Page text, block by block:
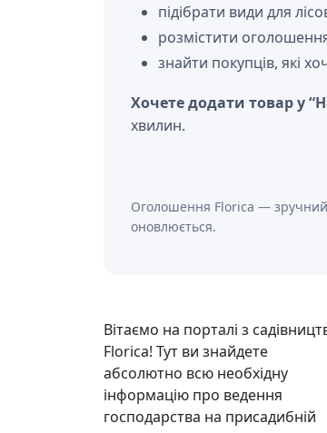
підібрати види для
розмістити
знайти покупців, які
Хочете додати товар у
хвилин.
Оголошення Florica — зручний
оновлюється.
Вітаємо на порталі з
Florica! Тут ви знайдете
абсолютно всю необхідну
інформацію про ведення
господарства на присадибній